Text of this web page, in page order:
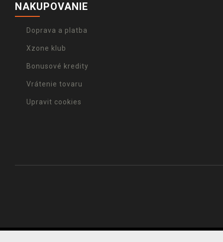
NAKUPOVANIE
Doprava a platba
Xzone klub
Bonusové kredity
Vrátenie tovaru
Upravit cookies